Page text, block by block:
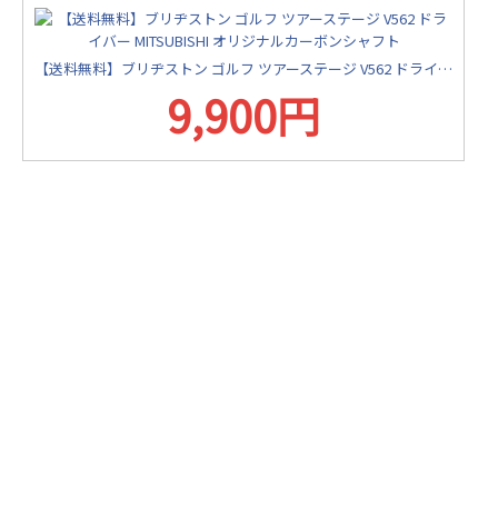
【送料無料】ブリヂストン ゴルフ ツアーステージ V562 ドライバー MITSUBISHI オリジナルカーボンシャフト
9,900円